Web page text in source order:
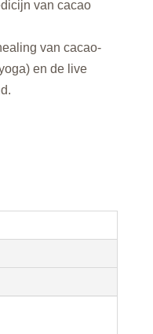
van cacao
van cacao-
en de live